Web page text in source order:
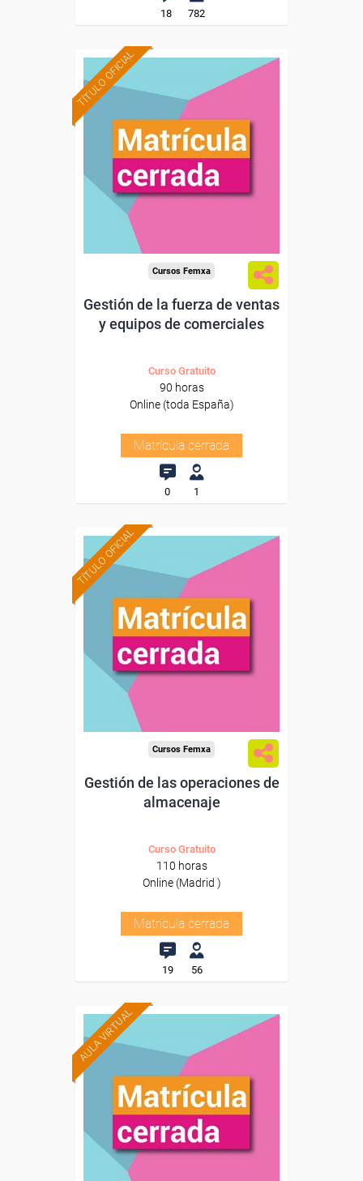
18 782
TÍTULO OFICIAL
Cursos Femxa
Gestión de la fuerza de ventas
y equipos de comerciales
Curso Gratuito
90 horas
Online (toda España)
Matrícula cerrada
0 1
TÍTULO OFICIAL
Cursos Femxa
Gestión de las operaciones de
almacenaje
Curso Gratuito
110 horas
Online (Madrid )
Matrícula cerrada
19 56
AULA VIRTUAL